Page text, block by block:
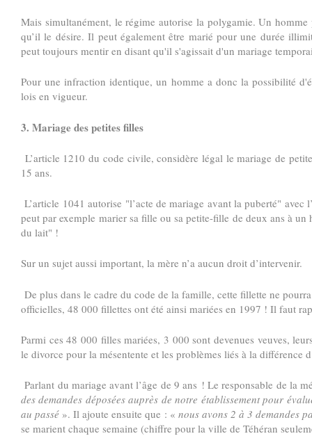
Mais simultanément, le régime autorise la polygamie. Un
qu’il le désire. Il peut également être marié pour une durée
peut toujours mentir en disant qu'il s'agissait d'un mariage
Pour une infraction identique, un homme a donc la possibilité
lois en vigueur.
3. Mariage des petites filles
L’article 1210 du code civile, considère légal le mariage de
15 ans.
L’article 1041 autorise "l’acte de mariage avant la puberté"
peut par exemple marier sa fille ou sa petite-fille de deux ans à
du lait" !
Sur un sujet aussi important, la mère n’a aucun droit d’intervenir.
De plus dans le cadre du code de la famille, cette fillette ne
officielles, 48 000 fillettes ont été ainsi mariées en 1997 ! Il faut
Parmi ces 48 000 filles mariées, 3 000 sont devenues veuves,
le divorce pour la mésentente et les problèmes liés à la différence
Parlant du mariage avant l’âge de 9 ans ! Le responsable de la
des demandes déposées auprès de notre établissement pour
au passé ». Il ajoute ensuite que : « nous avons 2 à 3 demandes
se marient chaque semaine (chiffre pour la ville de Téhéran